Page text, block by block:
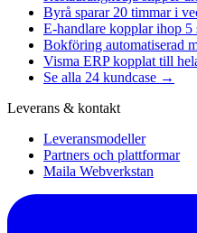
Byrå sparar 20 timmar i
E-handlare kopplar ihop 5
Bokföring automatiserad
Visma ERP kopplat till
Se alla 24 kundcase →
Leverans & kontakt
Leveransmodeller
Partners och plattformar
Maila Webverkstan